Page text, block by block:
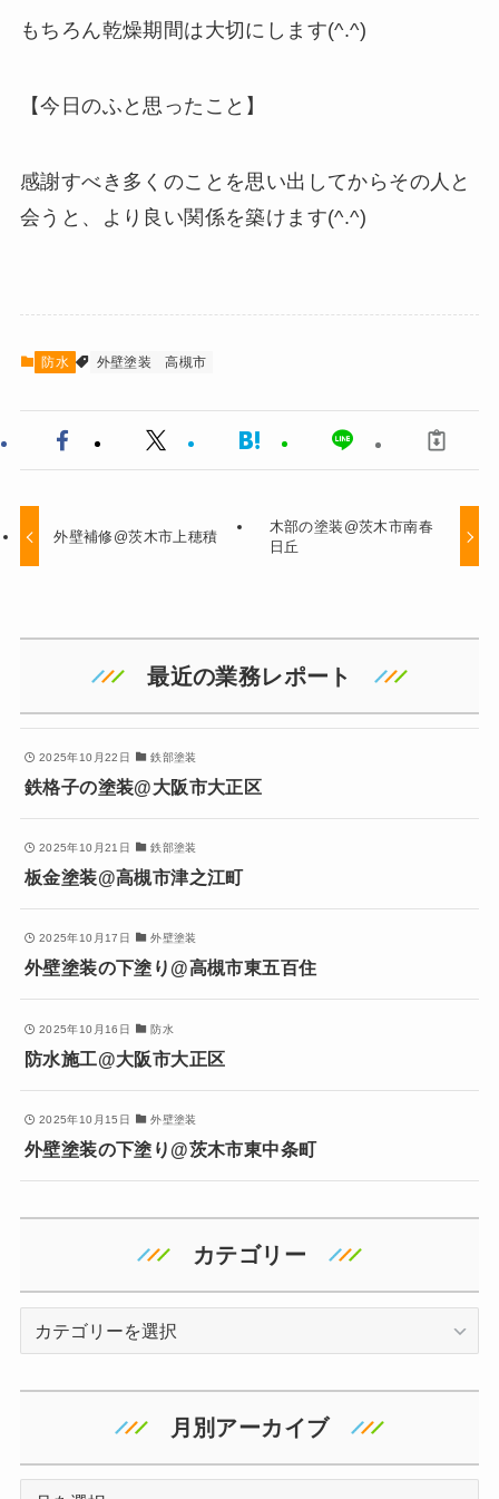
もちろん乾燥期間は大切にします(^.^)
【今日のふと思ったこと】
感謝すべき多くのことを思い出してからその人と
会うと、より良い関係を築けます(^.^)
防水 外壁塗装 高槻市
外壁補修@茨木市上穂積
木部の塗装@茨木市南春
日丘
最近の業務レポート
2025年10月22日 鉄部塗装
鉄格子の塗装@大阪市大正区
2025年10月21日 鉄部塗装
板金塗装@高槻市津之江町
2025年10月17日 外壁塗装
外壁塗装の下塗り@高槻市東五百住
2025年10月16日 防水
防水施工@大阪市大正区
2025年10月15日 外壁塗装
外壁塗装の下塗り@茨木市東中条町
カテゴリー
月別アーカイブ